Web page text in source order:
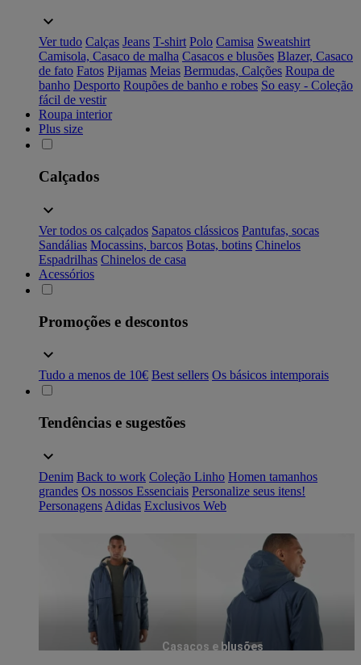
Ver tudo Calças Jeans T-shirt Polo Camisa Sweatshirt
Camisola, Casaco de malha Casacos e blusões Blazer, Casaco
de fato Fatos Pijamas Meias Bermudas, Calções Roupa de
banho Desporto Roupões de banho e robes So easy - Coleção
fácil de vestir
Roupa interior
Plus size
Calçados
Ver todos os calçados Sapatos clássicos Pantufas, socas
Sandálias Mocassins, barcos Botas, botins Chinelos
Espadrilhas Chinelos de casa
Acessórios
Promoções e descontos
Tudo a menos de 10€ Best sellers Os básicos intemporais
Tendências e sugestões
Denim Back to work Coleção Linho Homen tamanhos
grandes Os nossos Essenciais Personalize seus itens!
Personagens Adidas Exclusivos Web
Casacos e blusões